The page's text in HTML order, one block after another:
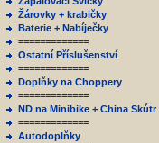
Žárovky + krabičky
Baterie + Nabíječky
=============
Ostatní Příslušenství
=============
Doplňky na Choppery
=============
ND na Minibike + China Skútr
=============
Autodoplňky